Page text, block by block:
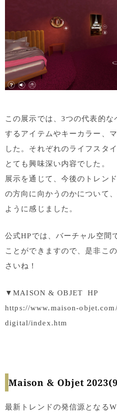
この展示では、 3つの代表的な
するアイテムやキーカラー、
した。それぞれのライフスタ
とても興味深い内容でした。
展示を通じて、今後のトレン
の方向に向かうのかについて
ように感じました。
公式HPでは、バーチャル空間
ことができますので、 是非こ
さいね！
▼MAISON & OBJET HP
https://www.maison-
digital/index.htm
Maison & Objet 2023(9
最新トレンドの発信源となる